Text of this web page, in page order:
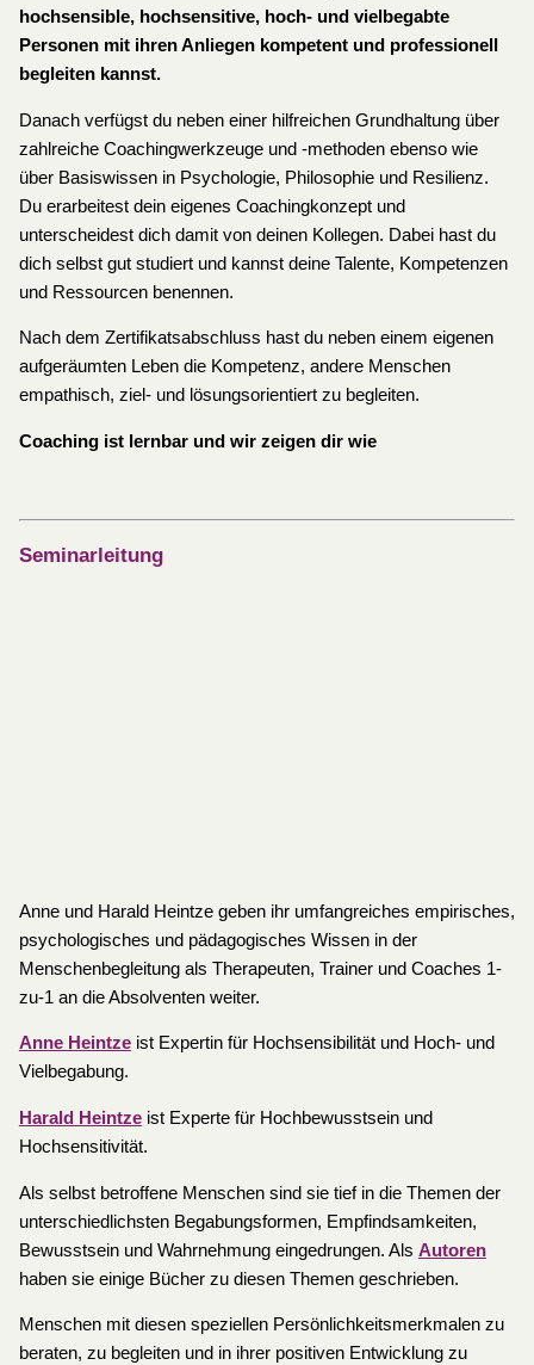
hochsensible, hochsensitive, hoch- und vielbegabte
Personen mit ihren Anliegen kompetent und professionell
begleiten kannst.
Danach verfügst du neben einer hilfreichen Grundhaltung über
zahlreiche Coachingwerkzeuge und -methoden ebenso wie
über Basiswissen in Psychologie, Philosophie und Resilienz.
Du erarbeitest dein eigenes Coachingkonzept und
unterscheidest dich damit von deinen Kollegen. Dabei hast du
dich selbst gut studiert und kannst deine Talente, Kompetenzen
und Ressourcen benennen.
Nach dem Zertifikatsabschluss hast du neben einem eigenen
aufgeräumten Leben die Kompetenz, andere Menschen
empathisch, ziel- und lösungsorientiert zu begleiten.
Coaching ist lernbar und wir zeigen dir wie
Seminarleitung
Anne und Harald Heintze geben ihr umfangreiches empirisches,
psychologisches und pädagogisches Wissen in der
Menschenbegleitung als Therapeuten, Trainer und Coaches 1-
zu-1 an die Absolventen weiter.
Anne Heintzeist Expertin für Hochsensibilität und Hoch- und
Vielbegabung.
Harald Heintzeist Experte für Hochbewusstsein und
Hochsensitivität.
Als selbst betroffene Menschen sind sie tief in die Themen der
unterschiedlichsten Begabungsformen, Empfindsamkeiten,
Bewusstsein und Wahrnehmung eingedrungen. Als Autoren
haben sie einige Bücher zu diesen Themen geschrieben.
Menschen mit diesen speziellen Persönlichkeitsmerkmalen zu
beraten, zu begleiten und in ihrer positiven Entwicklung zu